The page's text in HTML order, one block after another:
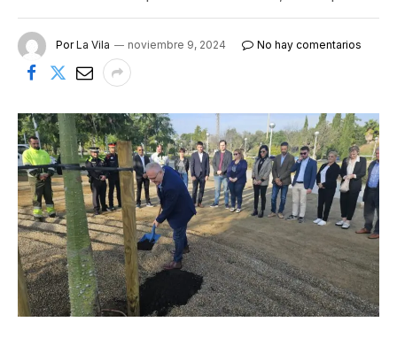
Por La Vila noviembre 9, 2024 No hay comentarios